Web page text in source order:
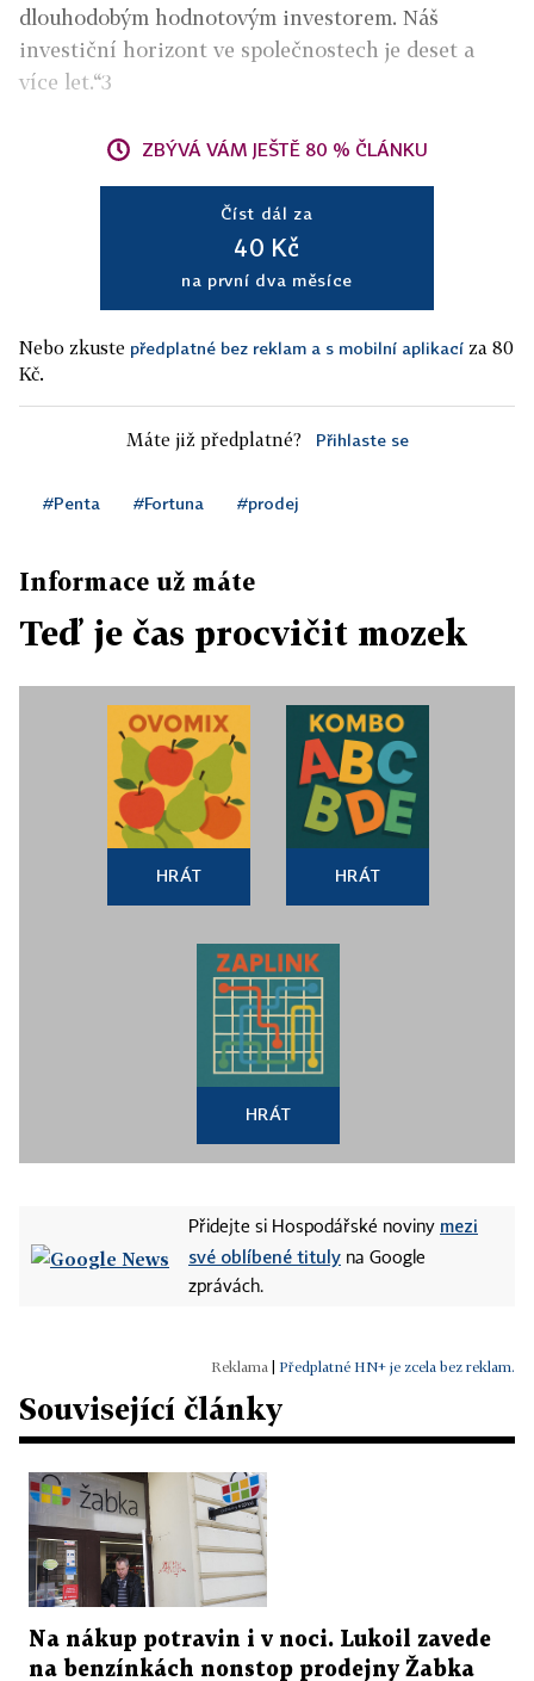
dlouhodobým hodnotovým investorem. Náš
investiční horizont ve společnostech je deset a
více let.“3
ZBÝVÁ VÁM JEŠTĚ 80 % ČLÁNKU
Číst dál za
40 Kč
na první dva měsíce
Nebo zkuste předplatné bez reklam a s mobilní aplikací za 80
Kč.
Máte již předplatné? Přihlaste se
#Penta #Fortuna #prodej
Informace už máte
Teď je čas procvičit mozek
HRÁT HRÁT
HRÁT
Přidejte si Hospodářské noviny mezi
své oblíbené tituly na Google
zprávách.
Předplatné HN+ je zcela bez reklam.
Související články
Na nákup potravin i v noci. Lukoil zavede
na benzínkách nonstop prodejny Žabka